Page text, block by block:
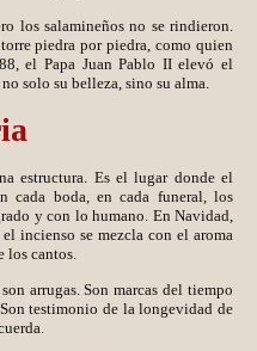
los salamineños no se rindieron.
piedra por piedra, como quien
el Papa Juan Pablo II elevó el
solo su belleza, sino su alma.
estructura. Es el lugar donde el
cada boda, en cada funeral, los
y con lo humano. En Navidad,
incienso se mezcla con el aroma
los cantos.
arrugas. Son marcas del tiempo
testimonio de la longevidad de